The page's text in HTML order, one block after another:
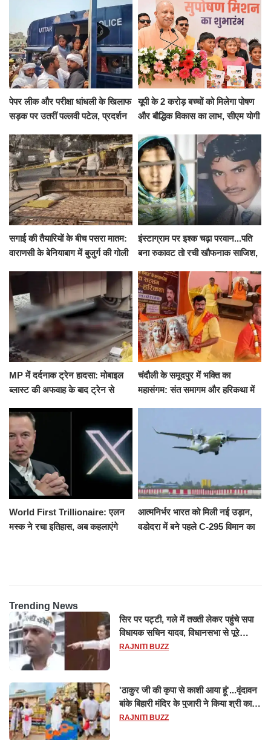
पेपर लीक और परीक्षा धांधली के खिलाफ
सड़क पर उतरीं पल्लवी पटेल, प्रदर्शन
यूपी के 2 करोड़ बच्चों को मिलेगा पोषण
और बौद्धिक विकास का लाभ, सीएम योगी
सगाई की तैयारियों के बीच पसरा मातम:
वाराणसी के बेनियाबाग में बुजुर्ग की गोली
इंस्टाग्राम पर इश्क चढ़ा परवान...पति
बना रुकावट तो रची खौफनाक साजिश,
के घाट
MP में दर्दनाक ट्रेन हादसा: मोबाइल
ब्लास्ट की अफवाह के बाद ट्रेन से
रौंदा, 4 की मौत
चंदौली के समूदपुर में भक्ति का
महासंगम: संत समागम और हरिकथा में
World First Trillionaire: एलन
मस्क ने रचा इतिहास, अब कहलाएंगे
आत्मनिर्भर भारत को मिली नई उड़ान,
वडोदरा में बने पहले C-295 विमान का
Trending News
सिर पर पट्टी, गले में तख्ती लेकर पहुंचे सपा
विधायक सचिन यादव, विधानसभा से पूरे
मानसून सत्र के लिए किया गया निलंबित
RAJNITI BUZZ
'ठाकुर जी की कृपा से काशी आया हूं'...वृंदावन
बांके बिहारी मंदिर के पुजारी ने किया श्री काशी
विश्वनाथ का जलाभिषेक
RAJNITI BUZZ